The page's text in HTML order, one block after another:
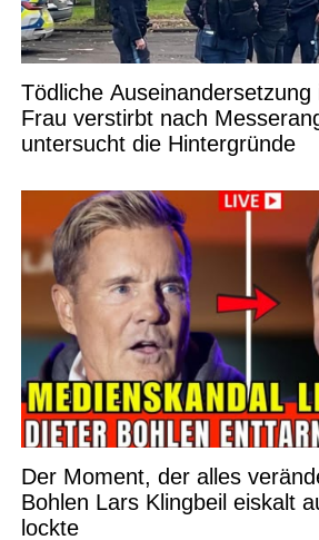
Tödliche Auseinandersetzung
Frau verstirbt nach
untersucht die Hintergründe
Der Moment, der alles
Bohlen Lars Klingbeil eiskalt
lockte